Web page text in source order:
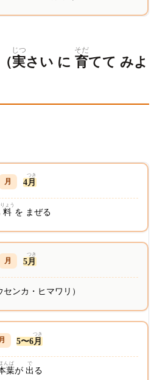
実
じつ
さい に 育
そだ
てて みよ
4月
つき
料
りょう
を まぜる
5月
つき
センカ・ヒマワリ）
5〜6 月
つき
葉
んば
が出
で
る